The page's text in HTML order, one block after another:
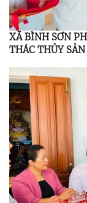
XÃ BÌNH SƠN
THÁC THỦY